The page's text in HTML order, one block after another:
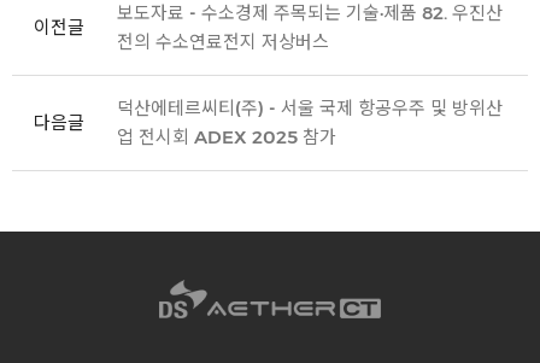
이전글
보도자료 - 수소경제 주목되는 기술·제품 82. 우진산
전의 수소연료전지 저상버스
다음글
덕산에테르씨티(주) - 서울 국제 항공우주 및 방위산
업 전시회 ADEX 2025 참가